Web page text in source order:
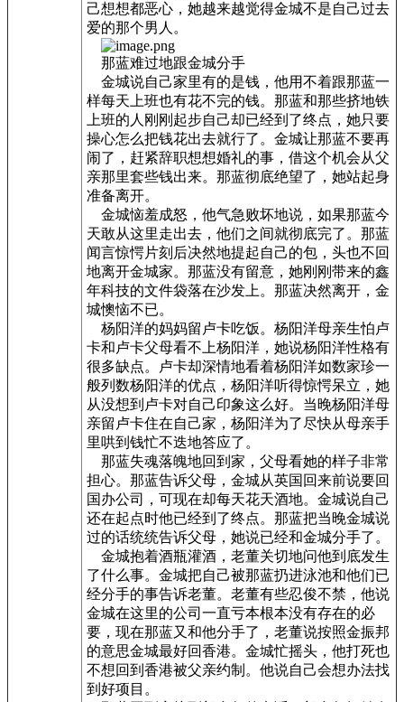
己想想都恶心，她越来越觉得金城不是自己过去
爱的那个男人。
那蓝难过地跟金城分手
金城说自己家里有的是钱，他用不着跟那蓝一
样每天上班也有花不完的钱。那蓝和那些挤地铁
上班的人刚刚起步自己却已经到了终点，她只要
操心怎么把钱花出去就行了。金城让那蓝不要再
闹了，赶紧辞职想想婚礼的事，借这个机会从父
亲那里套些钱出来。那蓝彻底绝望了，她站起身
准备离开。
金城恼羞成怒，他气急败坏地说，如果那蓝今
天敢从这里走出去，他们之间就彻底完了。那蓝
闻言惊愕片刻后决然地提起自己的包，头也不回
地离开金城家。那蓝没有留意，她刚刚带来的鑫
年科技的文件袋落在沙发上。那蓝决然离开，金
城懊恼不已。
杨阳洋的妈妈留卢卡吃饭。杨阳洋母亲生怕卢
卡和卢卡父母看不上杨阳洋，她说杨阳洋性格有
很多缺点。卢卡却深情地看着杨阳洋如数家珍一
般列数杨阳洋的优点，杨阳洋听得惊愕呆立，她
从没想到卢卡对自己印象这么好。当晚杨阳洋母
亲留卢卡住在自己家，杨阳洋为了尽快从母亲手
里哄到钱忙不迭地答应了。
那蓝失魂落魄地回到家，父母看她的样子非常
担心。那蓝告诉父母，金城从英国回来前说要回
国办公司，可现在却每天花天酒地。金城说自己
还在起点时他已经到了终点。那蓝把当晚金城说
过的话统统告诉父母，她说已经和金城分手了。
金城抱着酒瓶灌酒，老董关切地问他到底发生
了什么事。金城把自己被那蓝扔进泳池和他们已
经分手的事告诉老董。老董有些忍俊不禁，他说
金城在这里的公司一直亏本根本没有存在的必
要，现在那蓝又和他分手了，老董说按照金振邦
的意思金城最好回香港。金城忙摇头，他打死也
不想回到香港被父亲约制。他说自己会想办法找
到好项目。